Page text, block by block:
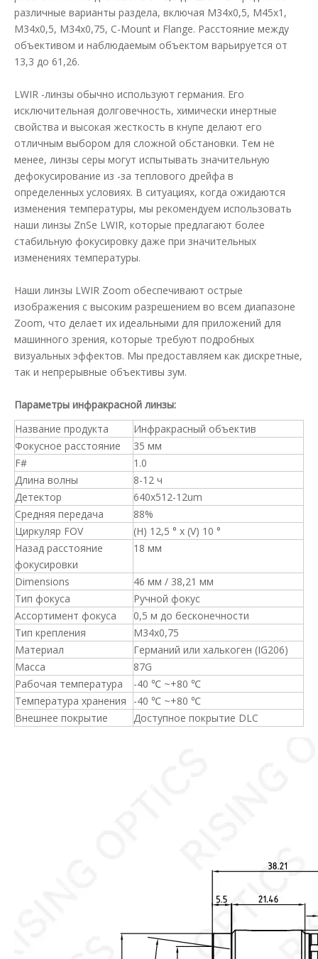
различные варианты раздела, включая M34x0,5, M45x1,
M34x0,5, M34x0,75, C-Mount и Flange. Расстояние между
объективом и наблюдаемым объектом варьируется от
13,3 до 61,26.
LWIR -линзы обычно используют германия. Его
исключительная долговечность, химически инертные
свойства и высокая жесткость в кнупе делают его
отличным выбором для сложной обстановки. Тем не
менее, линзы серы могут испытывать значительную
дефокусирование из -за теплового дрейфа в
определенных условиях. В ситуациях, когда ожидаются
изменения температуры, мы рекомендуем использовать
наши линзы ZnSe LWIR, которые предлагают более
стабильную фокусировку даже при значительных
изменениях температуры.
Наши линзы LWIR Zoom обеспечивают острые
изображения с высоким разрешением во всем диапазоне
Zoom, что делает их идеальными для приложений для
машинного зрения, которые требуют подробных
визуальных эффектов. Мы предоставляем как дискретные,
так и непрерывные объективы зум.
Параметры инфракрасной линзы:
Название продукта
Инфракрасный объектив
Фокусное расстояние
35 мм
F#
1.0
Длина волны
8-12 ч
Детектор
640x512-12um
Средняя передача
88%
Циркуляр FOV
(H) 12,5 ° x (V) 10 °
Назад расстояние
фокусировки
18 мм
Dimensions
46 мм / 38,21 мм
Тип фокуса
Ручной фокус
Ассортимент фокуса
0,5 м до бесконечности
Тип крепления
M34x0,75
Материал
Германий или халькоген (IG206)
Масса
87G
Рабочая температура
-40 ℃ ~+80 ℃
Температура хранения
-40 ℃ ~+80 ℃
Внешнее покрытие
Доступное покрытие DLC